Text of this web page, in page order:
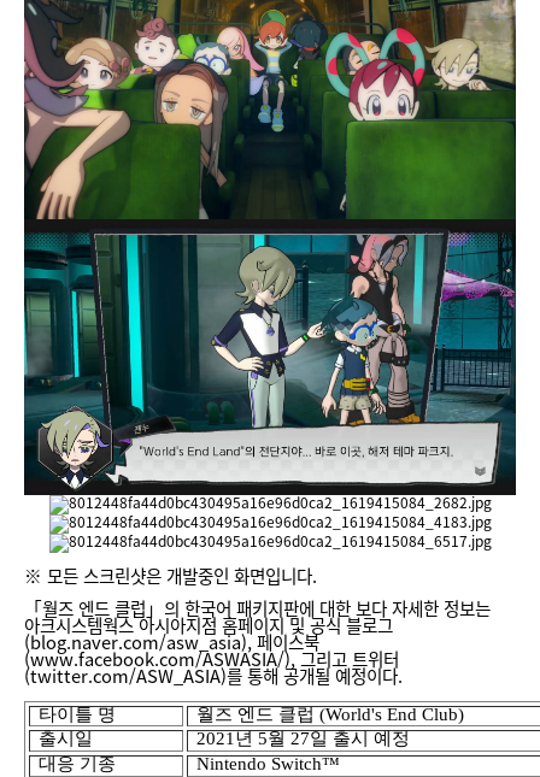
※ 모든 스크린샷은 개발중인 화면입니다.
「월즈 엔드 클럽」의 한국어 패키지판에 대한 보다 자세한 정보는
아크시스템웍스 아시아지점 홈페이지 및 공식 블로그
(blog.naver.com/asw_asia), 페이스북
(www.facebook.com/ASWASIA/), 그리고 트위터
(twitter.com/ASW_ASIA)를 통해 공개될 예정이다.
타이틀 명 월즈 엔드 클럽(World's End Club)
출시 일 2021년5월27일 출시 예정
대응 기종
Nintendo Switch™